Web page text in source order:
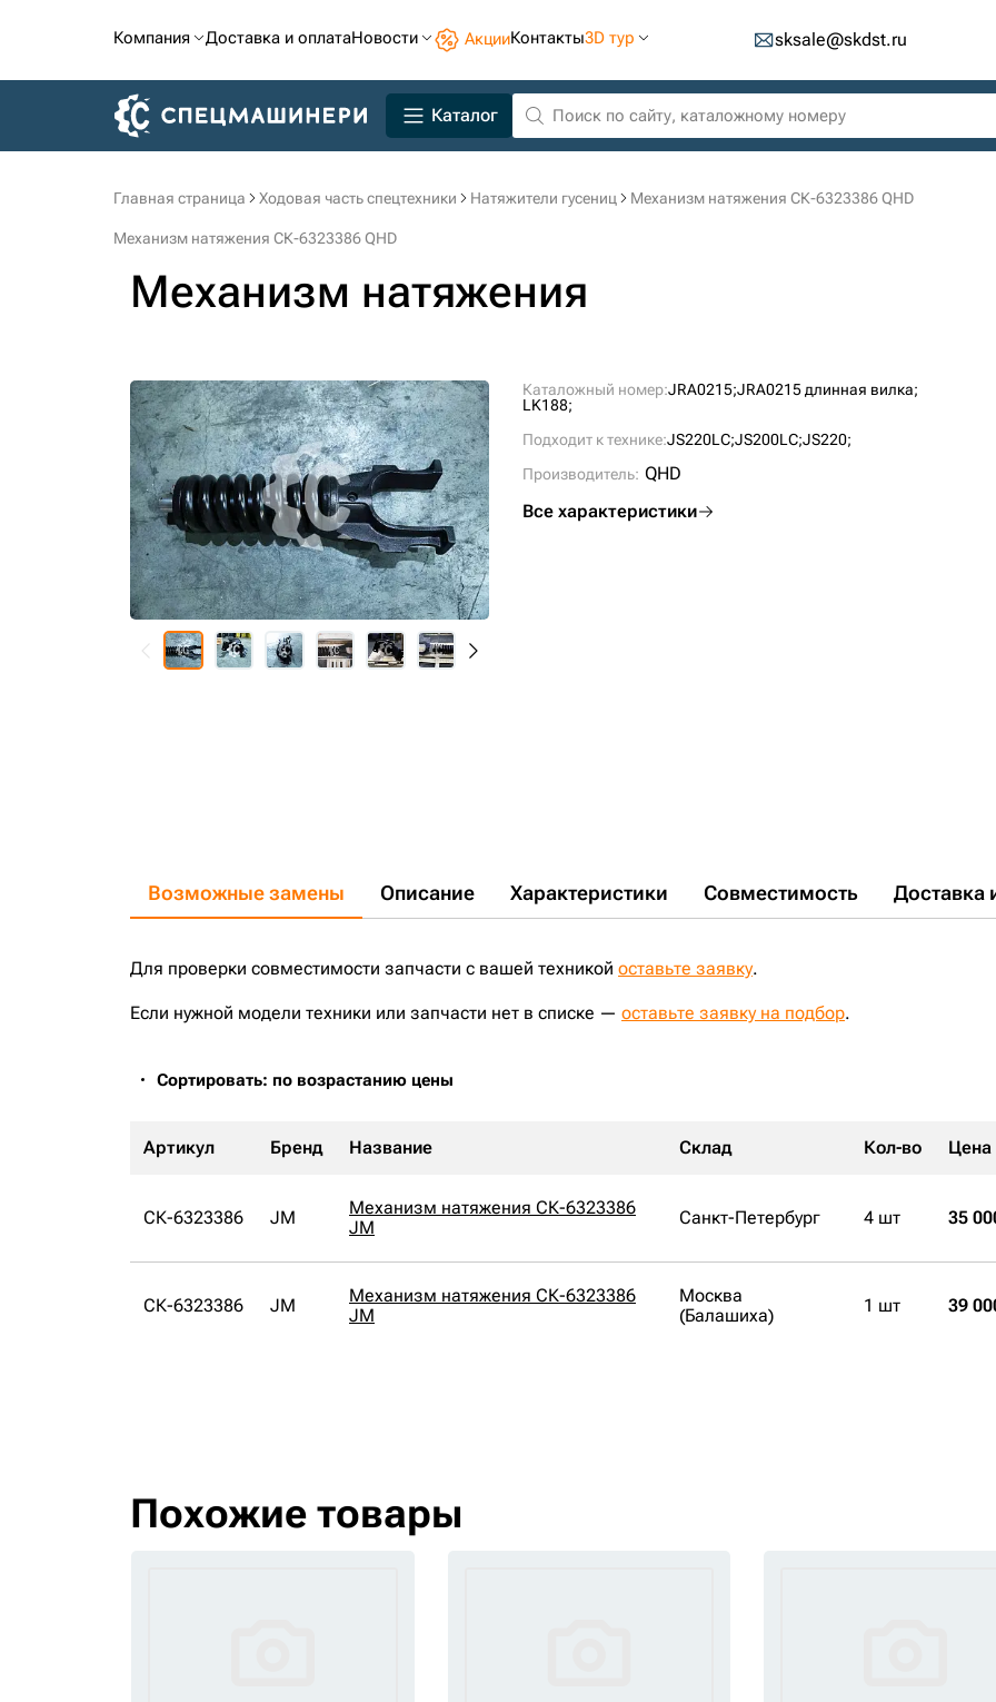
Компания Доставка и оплатаНовости АкцииКонтакты3D тур sksale@skdst.ru
Каталог
Главная страница Ходовая часть спецтехники Натяжители гусениц Механизм натяжения СК-6323386 QHD
Механизм натяжения СК-6323386 QHD
Механизм натяжения
Каталожный номер:JRA0215;JRA0215 длинная вилка;
LK188;
Подходит к технике:JS220LC;JS200LC;JS220;
Производитель: QHD
Все характеристики
Возможные замены Описание Характеристики Совместимость Доставка
Для проверки совместимости запчасти с вашей техникой оставьте заявку.
Если нужной модели техники или запчасти нет в списке — оставьте заявку на подбор.
Сортировать: по возрастанию цены
Артикул Бренд Название Склад Кол-во Цена
СК-6323386 JM
Механизм натяжения СК-6323386
JM
Санкт-Петербург 4 шт 35
СК-6323386 JM
Механизм натяжения СК-6323386
JM
Москва
(Балашиха)
1 шт 39
Похожие товары